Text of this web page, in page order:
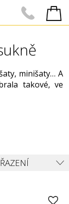
minišaty… A
takové, ve
ŘAZENÍ